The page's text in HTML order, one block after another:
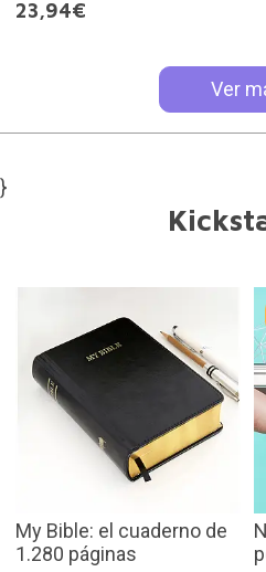
23,94€
Ver
}
My Bible: el cuaderno de
1.280 páginas